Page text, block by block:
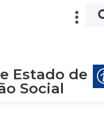
Estado de
Social